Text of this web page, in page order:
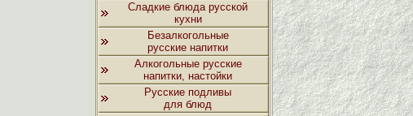
Сладкие блюда русской
кухни
Безалкогольные
русские напитки
Алкогольные русские
напитки, настойки
Русские подливы
для блюд